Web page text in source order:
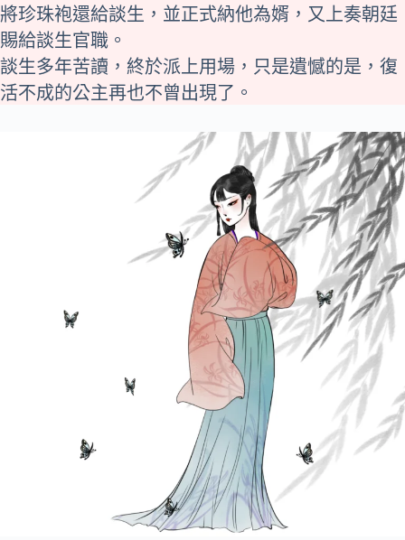
將珍珠袍還給談生，並正式納他為婿，又上奏朝廷
賜給談生官職。
談生多年苦讀，終於派上用場，只是遺憾的是，復
活不成的公主再也不曾出現了。